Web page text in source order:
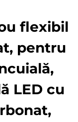
flexibil
pentru
LED cu